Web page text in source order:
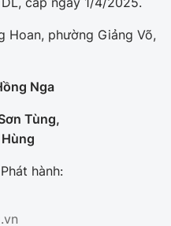
Hoan, phường Giảng Võ,
Nga
Tùng,
hành: